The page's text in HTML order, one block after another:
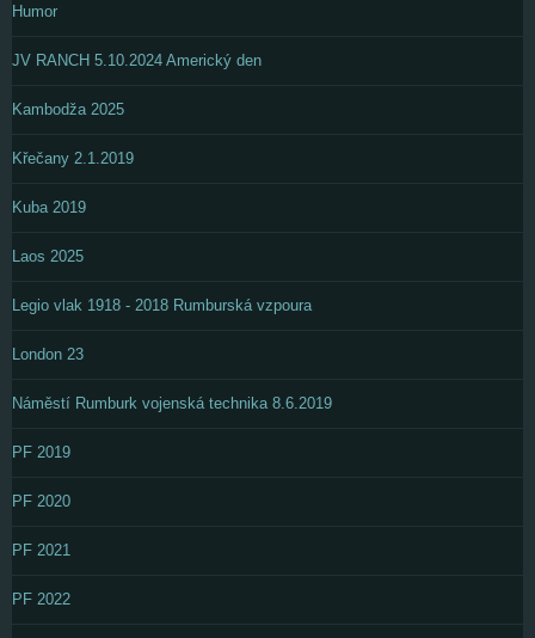
Humor
JV RANCH 5.10.2024 Americký den
Kambodža 2025
Křečany 2.1.2019
Kuba 2019
Laos 2025
Legio vlak 1918 - 2018 Rumburská vzpoura
London 23
Náměstí Rumburk vojenská technika 8.6.2019
PF 2019
PF 2020
PF 2021
PF 2022